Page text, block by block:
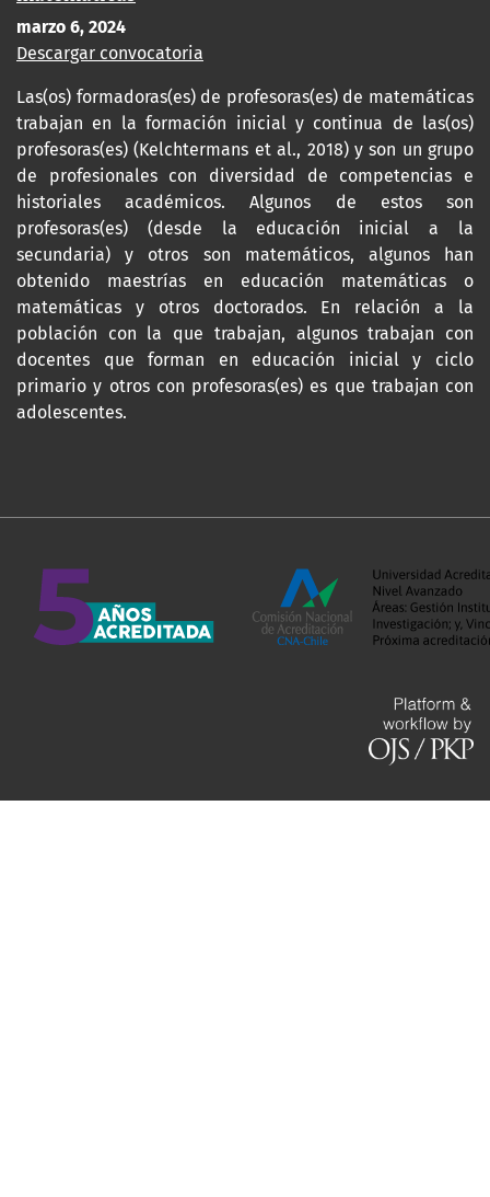
marzo 6, 2024
Descargar convocatoria
Las(os) formadoras(es) de profesoras(es) de matemáticas
trabajan en la formación inicial y continua de las(os)
profesoras(es) (Kelchtermans et al., 2018) y son un grupo
de profesionales con diversidad de competencias e
historiales académicos. Algunos de estos son
profesoras(es) (desde la educación inicial a la
secundaria) y otros son matemáticos, algunos han
obtenido maestrías en educación matemáticas o
matemáticas y otros doctorados. En relación a la
población con la que trabajan, algunos trabajan con
docentes que forman en educación inicial y ciclo
primario y otros con profesoras(es) es que trabajan con
adolescentes.